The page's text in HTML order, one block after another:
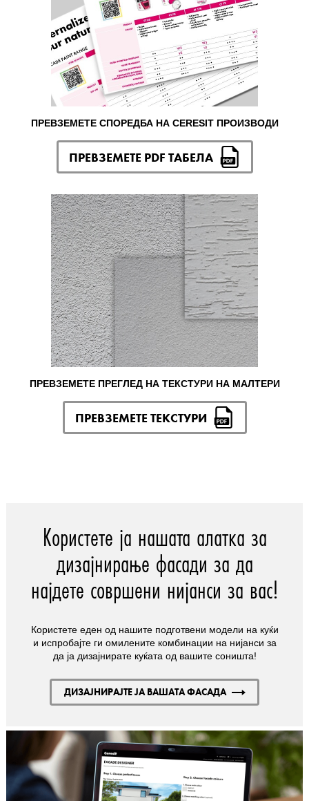
ПРЕВЗЕМЕТЕ СПОРЕДБА НА CERESIT ПРОИЗВОДИ
ПРЕВЗЕМЕТЕ PDF ТАБЕЛА
ПРЕВЗЕМЕТЕ ПРЕГЛЕД НА ТЕКСТУРИ НА МАЛТЕРИ
ПРЕВЗЕМЕТЕ ТЕКСТУРИ
Користете ја нашата алатка за
дизајнирање фасади за да
најдете совршени нијанси за вас!
Користете еден од нашите подготвени модели на куќи
и испробајте ги омилените комбинации на нијанси за
да ја дизајнирате куќата од вашите соништа!
ДИЗАЈНИРАЈТЕ ЈА ВАШАТА ФАСАДА